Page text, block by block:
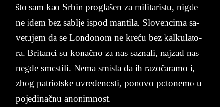
što sam kao Sr­bin pro­gla­šen za mi­li­ta­ri­stu, nig­de
ne idem bez sa­blje is­pod man­ti­la. Slo­ven­ci­ma sa­
ve­tu­jem da se Lon­do­nom ne kreću bez kal­ku­la­to­
ra. Bri­tan­ci su konačno za nas sa­zna­li, naj­zad nas
ne­gde sme­sti­li. Nema smi­sla da ih razočaramo i,
zbog pa­tri­ot­ske uvre­đe­no­sti, po­no­vo po­to­ne­mo u
po­je­dinačnu ano­nim­nost.